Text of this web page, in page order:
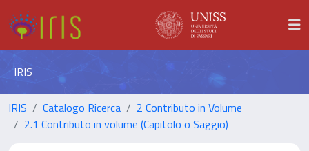
IRIS
IRIS Catalogo Ricerca
2 Contributo in Volume
2.1 Contributo in volume (Capitolo o Saggio)